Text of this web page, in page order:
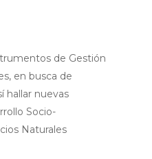
de Gestión
en busca de
hallar nuevas
Socio-
Naturales